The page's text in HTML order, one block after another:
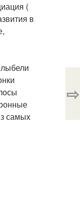
(
в
самых
⇨